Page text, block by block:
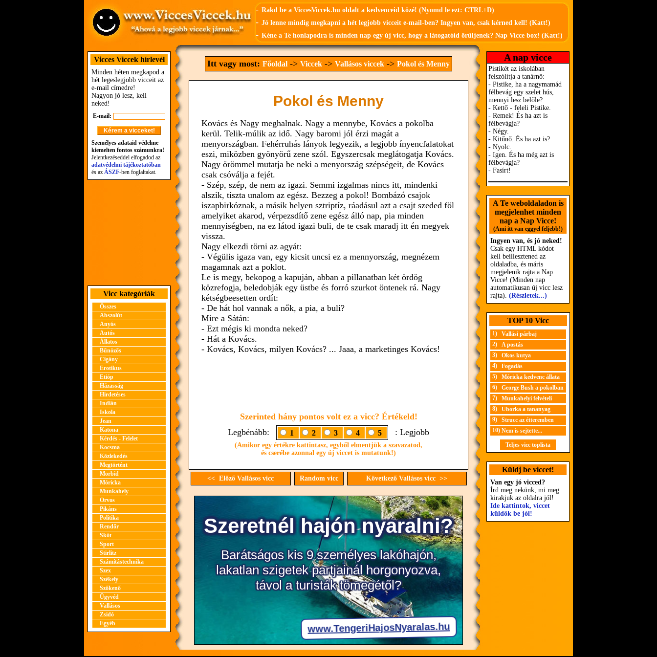
- Rakd be a ViccesViccek.hu oldalt a kedvenceid közé! (Nyomd le ezt: CTRL+D)
- Jó lenne mindig megkapni a hét legjobb vicceit e-mail-ben? Ingyen van, csak kérned kell! (Katt!)
- Kéne a Te honlapodra is minden nap egy új vicc, hogy a látogatóid örüljenek? Nap Vicce box! (Katt!)
Vicces Viccek hírlevél
Minden héten megkapod a
hét legeslegjobb vicceit az
e-mail címedre!
Nagyon jó lesz, kell
neked!
E-mail:
Személyes adataid védelme
kiemelten fontos számunkra!
Jelentkezéseddel elfogadod az
adatvédelmi tájékoztatóban
és az ÁSZF-ben foglaltakat.
Vicc kategóriák
Összes
Abszolút
Anyós
Autós
Állatos
Bűnözős
Cigány
Erotikus
Etióp
Házasság
Hirdetéses
Indián
Iskola
Jean
Katona
Kérdés - Felelet
Kocsma
Közlekedés
Megtörtént
Morbid
Móricka
Munkahely
Orvos
Pikáns
Politika
Rendőr
Skót
Sport
Stirlitz
Számítástechnika
Szex
Székely
Szőkenő
Ügyvéd
Vallásos
Zsidó
Egyéb
Itt vagy most: Főoldal -> Viccek -> Vallásos viccek -> Pokol és Menny
Pokol és Menny
Kovács és Nagy meghalnak. Nagy a mennybe, Kovács a pokolba
kerül. Telik-múlik az idő. Nagy baromi jól érzi magát a
menyországban. Fehérruhás lányok legyezik, a legjobb ínyencfalatokat
eszi, miközben gyönyörű zene szól. Egyszercsak meglátogatja Kovács.
Nagy örömmel mutatja be neki a menyország szépségeit, de Kovács
csak csóválja a fejét.
- Szép, szép, de nem az igazi. Semmi izgalmas nincs itt, mindenki
alszik, tiszta unalom az egész. Bezzeg a pokol! Bombázó csajok
iszapbirkóznak, a másik helyen sztriptíz, ráadásul azt a csajt szeded föl
amelyiket akarod, vérpezsdítő zene egész álló nap, pia minden
mennyiségben, na ez látod igazi buli, de te csak maradj itt én megyek
vissza.
Nagy elkezdi törni az agyát:
- Végülis igaza van, egy kicsit uncsi ez a mennyország, megnézem
magamnak azt a poklot.
Le is megy, bekopog a kapuján, abban a pillanatban két ördög
közrefogja, beledobják egy üstbe és forró szurkot öntenek rá. Nagy
kétségbeesetten ordít:
- De hát hol vannak a nők, a pia, a buli?
Mire a Sátán:
- Ezt mégis ki mondta neked?
- Hát a Kovács.
- Kovács, Kovács, milyen Kovács? ... Jaaa, a marketinges Kovács!
Szerinted hány pontos volt ez a vicc? Értékeld!
Legbénább:
1 2 3 4 5 : Legjobb
(Amikor egy értékre kattintasz, egyből elmentjük a szavazatod,
és cserébe azonnal egy új viccet is mutatunk!)
<< Előző Vallásos vicc Random vicc Következő Vallásos vicc >>
A nap vicce
A Te weboldaladon is
megjelenhet minden
nap a Nap Vicce!
(Ami itt van eggyel feljebb!)
Ingyen van, és jó neked!
Csak egy HTML kódot
kell beillesztened az
oldaladba, és máris
megjelenik rajta a Nap
Vicce! (Minden nap
automatikusan új vicc lesz
rajta). (Részletek...)
TOP 10 Vicc
1)
Vallási párbaj
2)
A postás
3)
Okos kutya
4)
Fogadás
5)
Móricka kedvenc állata
6)
George Bush a pokolban
7)
Munkahelyi felvételi
8)
Uborka a tananyag
9)
Strucc az étteremben
10) Nem is sejtette...
Teljes vicc toplista
Küldj be viccet!
Van egy jó vicced?
Írd meg nekünk, mi meg
kirakjuk az oldalra jól!
Ide kattintok, viccet
küldök be jól!